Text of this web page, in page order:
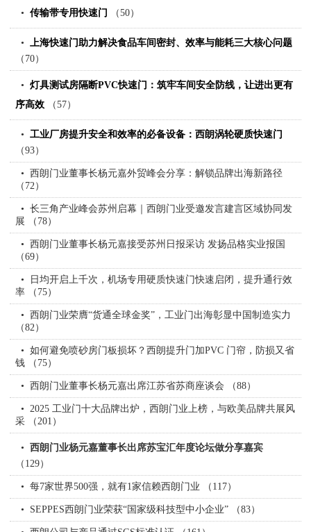
传输带专用快速门 （50）
上海快速门助力解决食品车间密封、效率与能耗三大核心问题
（70）
灯具测试房隔断PVC快速门：筑牢车间安全防线，让进出更有
序高效 （57）
工业厂房提升安全和效率的必备设备：西朗涡轮硬质快速门
（93）
西朗门业董事长杨元嘉外贸峰会分享：解锁品牌出海新路径
（72）
长三角产业峰会苏州启幕｜西朗门业受邀发言建言区域协同发
展 （78）
西朗门业董事长杨元嘉接受苏州日报采访 发扬品格实业报国
（69）
日均开启上千次，机场专用硬质快速门快速启闭，提升通行效
率 （75）
西朗门业荣膺“货通全球金奖”，工业门出海彰显中国制造实力
（82）
如何避免喷砂房门板损坏？西朗提升门加PVC 门帘，防损又省
钱 （75）
西朗门业董事长杨元嘉出席江苏省苏商座谈会 （88）
2025 工业门十大品牌出炉，西朗门业上榜，与欧美品牌共展风
采 （201）
西朗门业杨元嘉董事长出席苏宝汇年度论坛做分享嘉宾
（129）
每7家世界500强，就有1家信赖西朗门业 （117）
SEPPES西朗门业荣获“国家级科技型中小企业” （83）